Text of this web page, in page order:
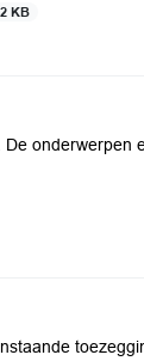
KB
onderwerpen